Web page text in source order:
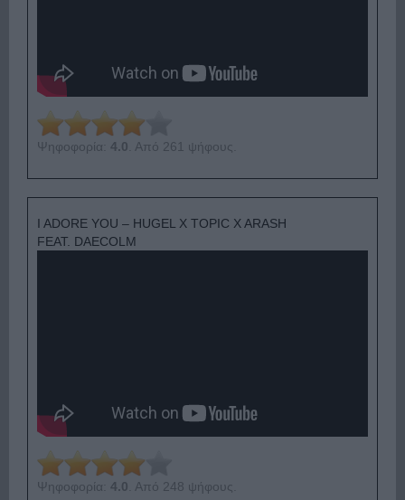
Ψηφοφορία: 4.0 . Από 261 ψήφους.
I ADORE YOU – HUGEL X TOPIC X ARASH
FEAT. DAECOLM
Ψηφοφορία: 4.0 . Από 248 ψήφους.